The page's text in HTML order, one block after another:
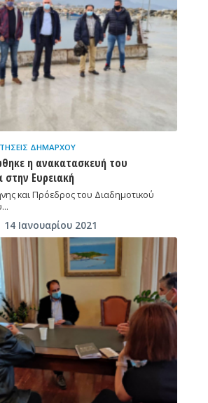
ΔΗΜΆΡΧΟΥ
η ανακατασκευή του
στην Ευρειακή
και Πρόεδρος του Διαδημοτικού
14 Ιανουαρίου 2021